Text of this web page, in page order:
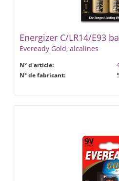
Energizer C/LR14/E93
Eveready Gold, alcalines
N° d'article:
N° de fabricant: